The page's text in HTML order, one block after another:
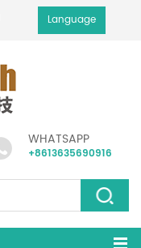
Language
WHATSAPP
+8613635690916